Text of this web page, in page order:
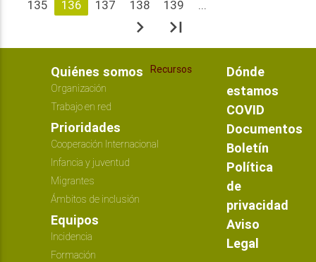
135
136 137 138 139 ...
navigate_next last_page
Quiénes somos
Organización
Trabajo en red
Recursos
Prioridades
Cooperación Internacional
Infancia y juventud
Migrantes
Ámbitos de inclusión
Equipos
Incidencia
Formación
Dónde
estamos
COVID
Documentos
Boletín
Política
de
privacidad
Aviso
Legal